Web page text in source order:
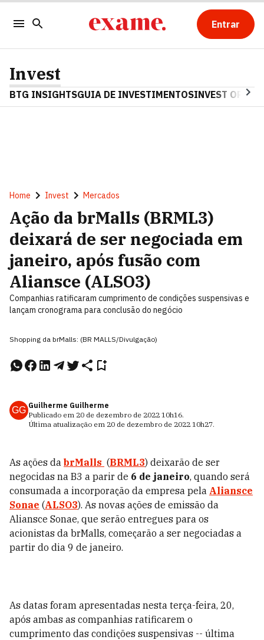
Entrar
Invest
BTG INSIGHTSGUIA DE INVESTIMENTOSINVEST OPINA
Home Invest Mercados
Ação da brMalls (BRML3)
deixará de ser negociada em
janeiro, após fusão com
Aliansce (ALSO3)
Companhias ratificaram cumprimento de condições suspensivas e
lançam cronograma para conclusão do negócio
Shopping da brMalls: (BR MALLS/Divulgação)
GG Guilherme Guilherme
Publicado em 20 de dezembro de 2022 10h16.
Última atualização em 20 de dezembro de 2022 10h27.
As ações da brMalls (BRML3) deixarão de ser
negocidas na B3 a parir de 6 de janeiro, quando será
consumada a incorporação da empresa pela Aliansce
Sonae (ALSO3). As novas ações de emissão da
Aliansce Sonae, que serão entregues para os
acionistas da brMalls, começarão a ser negociadas a
partir do dia 9 de janeiro.
As datas foram apresentadas nesta terça-feira, 20,
após ambas as companhias ratificarem o
cumprimento das condições suspensivas -- última